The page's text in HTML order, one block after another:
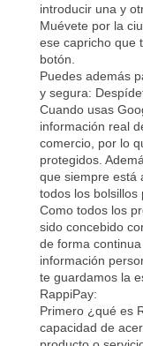
introducir una y
Muévete por la
ese capricho que
botón.
Puedes además
y segura:
Cuando usas
información real
comercio, por lo
protegidos.
que siempre está
todos los bolsillos
Como todos los
sido concebido
de forma
información
te guardamos la
RappiPay:
Primero ¿qué es
capacidad de